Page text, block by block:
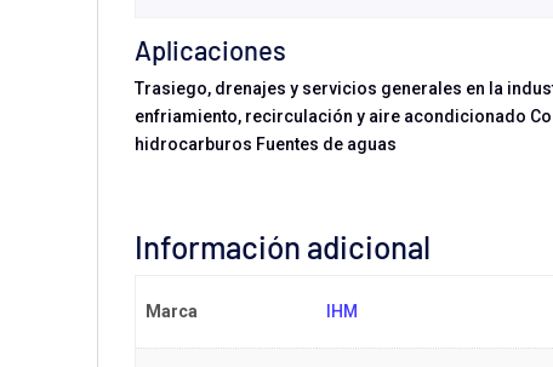
Aplicaciones
Trasiego, drenajes y servicios generales en la
enfriamiento, recirculación y aire acondicionado
hidrocarburos Fuentes de aguas
Información adicional
Marca IHM